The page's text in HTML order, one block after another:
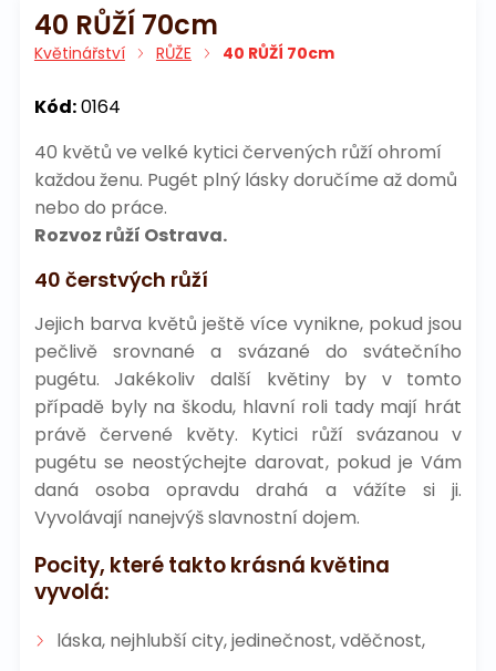
40 RŮŽÍ 70cm
Květinářství RŮŽE 40 RŮŽÍ 70cm
Kód:0164
40 květů ve velké kytici červených růží ohromí
každou ženu. Pugét plný lásky doručíme až domů
nebo do práce.
Rozvoz růží Ostrava.
40 čerstvých růží
Jejich barva květů ještě více vynikne, pokud jsou
pečlivě srovnané a svázané do svátečního
pugétu. Jakékoliv další květiny by v tomto
případě byly na škodu, hlavní roli tady mají hrát
právě červené květy. Kytici růží svázanou v
pugétu se neostýchejte darovat, pokud je Vám
daná osoba opravdu drahá a vážíte si ji.
Vyvolávají nanejvýš slavnostní dojem.
Pocity, které takto krásná květina
vyvolá:
láska, nejhlubší city, jedinečnost, vděčnost,